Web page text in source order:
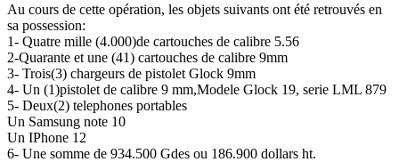
Au cours de cette opération, les objets suivants ont été retrouvés en
sa possession:
1- Quatre mille (4.000)de cartouches de calibre 5.56
2-Quarante et une (41) cartouches de calibre 9mm
3- Trois(3) chargeurs de pistolet Glock 9mm
4- Un (1)pistolet de calibre 9 mm,Modele Glock 19, serie LML 879
5- Deux(2) telephones portables
Un Samsung note 10
Un IPhone 12
6- Une somme de 934.500 Gdes ou 186.900 dollars ht.